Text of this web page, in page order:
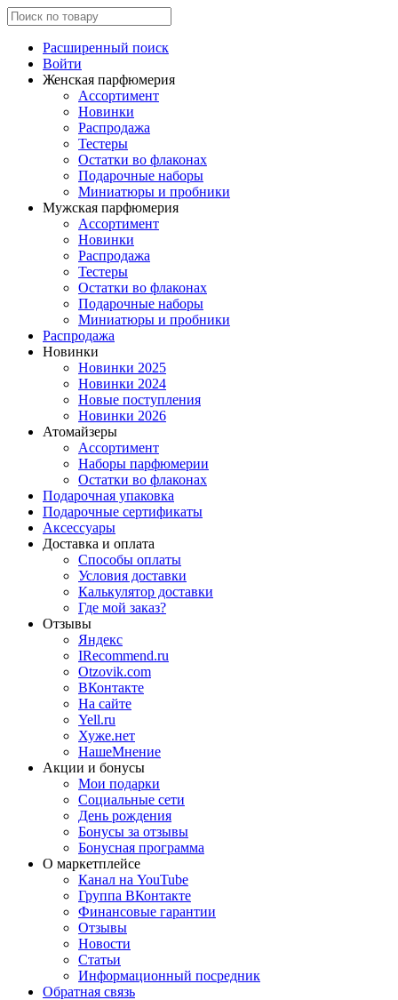
Расширенный поиск
Войти
Женская парфюмерия
Ассортимент
Новинки
Распродажа
Тестеры
Остатки во флаконах
Подарочные наборы
Миниатюры и пробники
Мужская парфюмерия
Ассортимент
Новинки
Распродажа
Тестеры
Остатки во флаконах
Подарочные наборы
Миниатюры и пробники
Распродажа
Новинки
Новинки 2025
Новинки 2024
Новые поступления
Новинки 2026
Атомайзеры
Ассортимент
Наборы парфюмерии
Остатки во флаконах
Подарочная упаковка
Подарочные сертификаты
Аксессуары
Доставка и оплата
Способы оплаты
Условия доставки
Калькулятор доставки
Где мой заказ?
Отзывы
Яндекс
IRecommend.ru
Otzovik.com
ВКонтакте
На сайте
Yell.ru
Хуже.нет
НашеМнение
Акции и бонусы
Мои подарки
Социальные сети
День рождения
Бонусы за отзывы
Бонусная программа
О маркетплейсе
Канал на YouTube
Группа ВКонтакте
Финансовые гарантии
Отзывы
Новости
Статьи
Информационный посредник
Обратная связь